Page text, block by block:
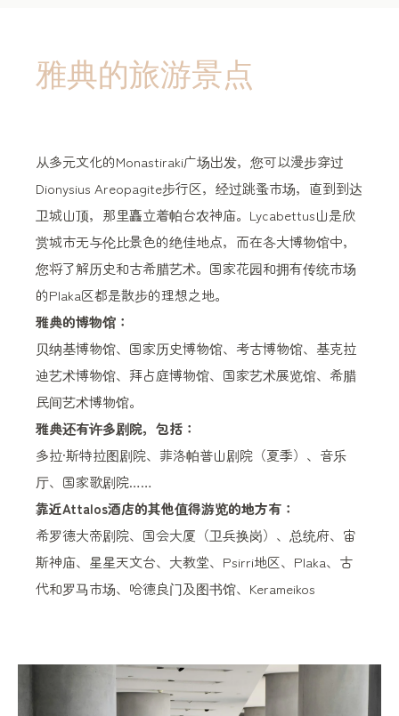
雅典的旅游景点
从多元文化的Monastiraki广场出发，您可以漫步穿过
Dionysius Areopagite步行区，经过跳蚤市场，直到到达
卫城山顶，那里矗立着帕台农神庙。Lycabettus山是欣
赏城市无与伦比景色的绝佳地点，而在各大博物馆中，
您将了解历史和古希腊艺术。国家花园和拥有传统市场
的Plaka区都是散步的理想之地。
雅典的博物馆：
贝纳基博物馆、国家历史博物馆、考古博物馆、基克拉
迪艺术博物馆、拜占庭博物馆、国家艺术展览馆、希腊
民间艺术博物馆。
雅典还有许多剧院，包括：
多拉·斯特拉图剧院、菲洛帕普山剧院（夏季）、音乐
厅、国家歌剧院……
靠近Attalos酒店的其他值得游览的地方有：
希罗德大帝剧院、国会大厦（卫兵换岗）、总统府、宙
斯神庙、星星天文台、大教堂、Psirri地区、Plaka、古
代和罗马市场、哈德良门及图书馆、Kerameikos